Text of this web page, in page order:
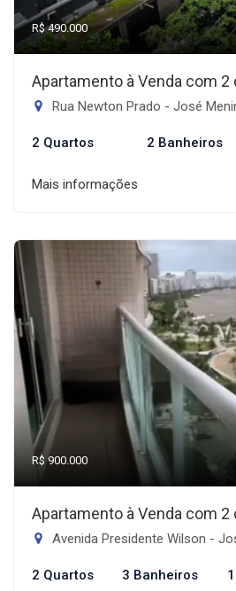
R$ 490.000
Apartamento à Venda com 2
Rua Newton Prado - José
2 Quartos 2 Banheiros
Mais informações
R$ 900.000
Apartamento à Venda com 2
Avenida Presidente Wilson -
2 Quartos 3 Banheiros